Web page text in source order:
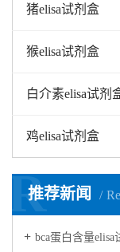
猪elisa试剂盒
猴elisa试剂盒
白介素elisa试剂
鸡elisa试剂盒
推荐新闻
R
bca蛋白含量